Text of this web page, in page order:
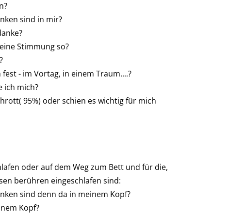
sind in mir?
Stimmung so?
- im Vortag, in einem Traum....?
ich mich?
95%) oder schien es wichtig für mich
oder auf dem Weg zum Bett und für die,
berühren eingeschlafen sind:
sind denn da in meinem Kopf?
Kopf?